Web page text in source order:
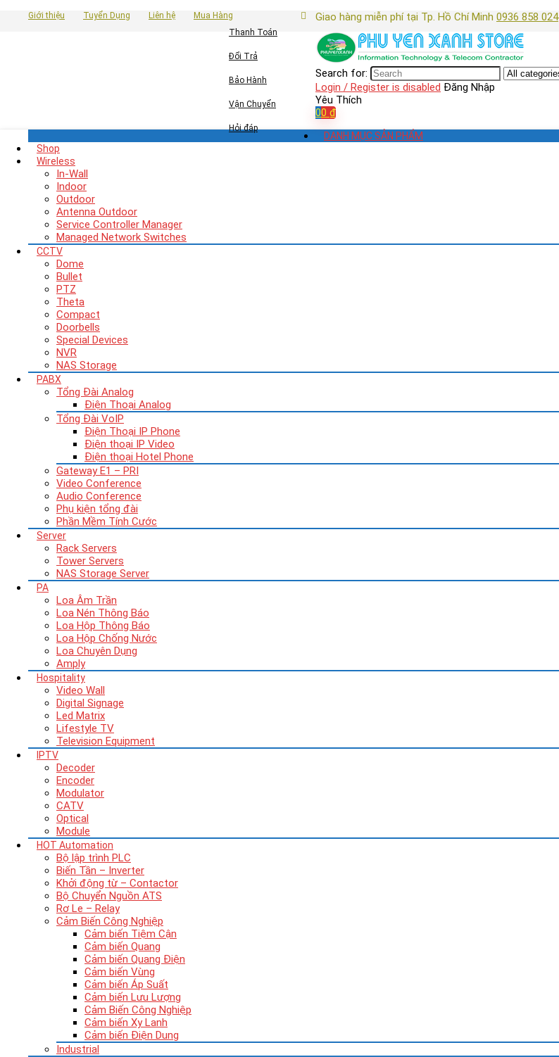
Giới thiệu Tuyển Dụng Liên hệ
Mua Hàng
Thanh Toán
Đổi Trả
Bảo Hành
Vận Chuyển
Hỏi đáp
Giao hàng miễn phí tại Tp. Hồ Chí Minh 0936 858 024
Search for:
Login / Register is disabled Đăng Nhập
Yêu Thích
00 ₫
DANH MỤC SẢN PHẨM
Shop
Wireless
In-Wall
Indoor
Outdoor
Antenna Outdoor
Service Controller Manager
Managed Network Switches
CCTV
Dome
Bullet
PTZ
Theta
Compact
Doorbells
Special Devices
NVR
NAS Storage
PABX
Tổng Đài Analog
Điện Thoại Analog
Tổng Đài VoIP
Điện Thoại IP Phone
Điện thoại IP Video
Điện thoại Hotel Phone
Gateway E1 – PRI
Video Conference
Audio Conference
Phụ kiện tổng đài
Phần Mềm Tính Cước
Server
Rack Servers
Tower Servers
NAS Storage Server
PA
Loa Âm Trần
Loa Nén Thông Báo
Loa Hộp Thông Báo
Loa Hộp Chống Nước
Loa Chuyên Dụng
Amply
Hospitality
Video Wall
Digital Signage
Led Matrix
Lifestyle TV
Television Equipment
IPTV
Decoder
Encoder
Modulator
CATV
Optical
Module
HOT Automation
Bộ lập trình PLC
Biến Tần – Inverter
Khởi động từ – Contactor
Bộ Chuyển Nguồn ATS
Rơ Le – Relay
Cảm Biến Công Nghiệp
Cảm biến Tiệm Cận
Cảm biến Quang
Cảm biến Quang Điện
Cảm biến Vùng
Cảm biến Áp Suất
Cảm biến Lưu Lượng
Cảm Biến Công Nghiệp
Cảm biến Xy Lanh
Cảm biến Điện Dung
Industrial